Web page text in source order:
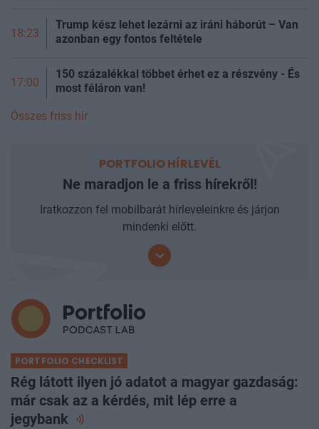
18:23
Trump kész lehet lezárni az iráni háborút – Van
azonban egy fontos feltétele
17:00
150 százalékkal többet érhet ez a részvény - És
most féláron van!
Összes friss hír
PORTFOLIO HÍRLEVÉL
Ne maradjon le a friss hírekről!
Iratkozzon fel mobilbarát hírleveleinkre és járjon
mindenki előtt.
PORTFOLIO CHECKLIST
Rég látott ilyen jó adatot a magyar gazdaság:
már csak az a kérdés, mit lép erre a
jegybank